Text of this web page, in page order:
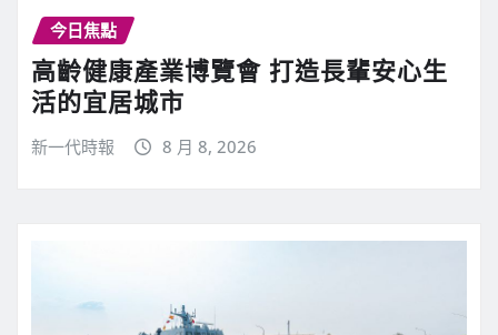
今日焦點
高齡健康產業博覽會 打造長輩安心生
活的宜居城市
新一代時報 8 月 8, 2026